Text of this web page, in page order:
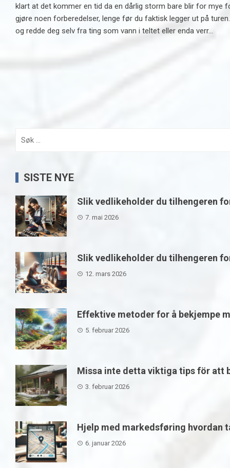
klart at det kommer en tid da en dårlig storm bare blir for
gjøre noen forberedelser, lenge før du faktisk legger ut på
og redde deg selv fra ting som vann i teltet eller enda verr...
etter:
SISTE NYE
Slik vedlikeholder du tilhengeren
7. mai 2026
Slik vedlikeholder du tilhengeren
12. mars 2026
Effektive metoder for å bekjempe
5. februar 2026
Missa inte detta viktiga tips för att
3. februar 2026
Hjelp med markedsføring hvordan
6. januar 2026